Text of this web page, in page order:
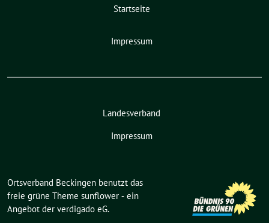
Startseite
Impressum
Landesverband
Impressum
Ortsverband Beckingen benutzt das
freie grüne Theme sunflower ‐ ein
Angebot der verdigado eG.